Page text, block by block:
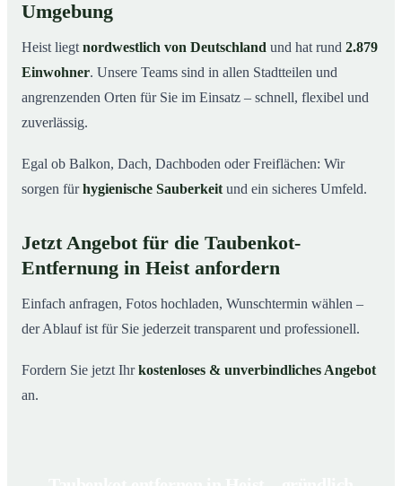
Umgebung
Heist liegt nordwestlich von Deutschland und hat rund 2.879
Einwohner. Unsere Teams sind in allen Stadtteilen und
angrenzenden Orten für Sie im Einsatz – schnell, flexibel und
zuverlässig.
Egal ob Balkon, Dach, Dachboden oder Freiflächen: Wir
sorgen fürhygienische Sauberkeit und ein sicheres Umfeld.
Jetzt Angebot für die Taubenkot-
Entfernung in Heist anfordern
Einfach anfragen, Fotos hochladen, Wunschtermin wählen –
der Ablauf ist für Sie jederzeit transparent und professionell.
Fordern Sie jetzt Ihrkostenloses & unverbindliches Angebot
an.